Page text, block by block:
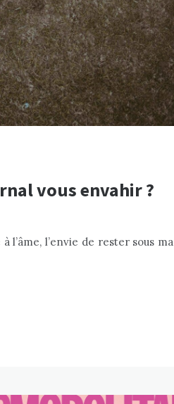
vous envahir ?
l’âme, l’envie de rester sous ma